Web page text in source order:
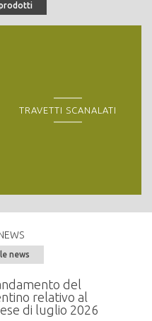
TRAVETTI SCANALATI
news
del
relativo al
di luglio 2026